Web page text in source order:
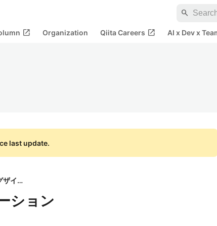
search
open_in_new Organization Qiita Careers open_in_new AI x Dev x
last update.
株式会社ラグザイア
ション